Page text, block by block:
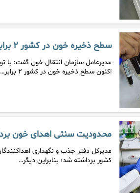
سطح ذخیره خون در کشور ۲ برابر شد
مدیرعامل سازمان انتقال خون گفت: با
اکنون سطح ذخیره خون در کشور ۲ برابر…
محدودیت سنتی اهدای خون
مدیرکل دفتر جذب و نگهداری
کشور برداشته شد؛ بنابراین دیگر…